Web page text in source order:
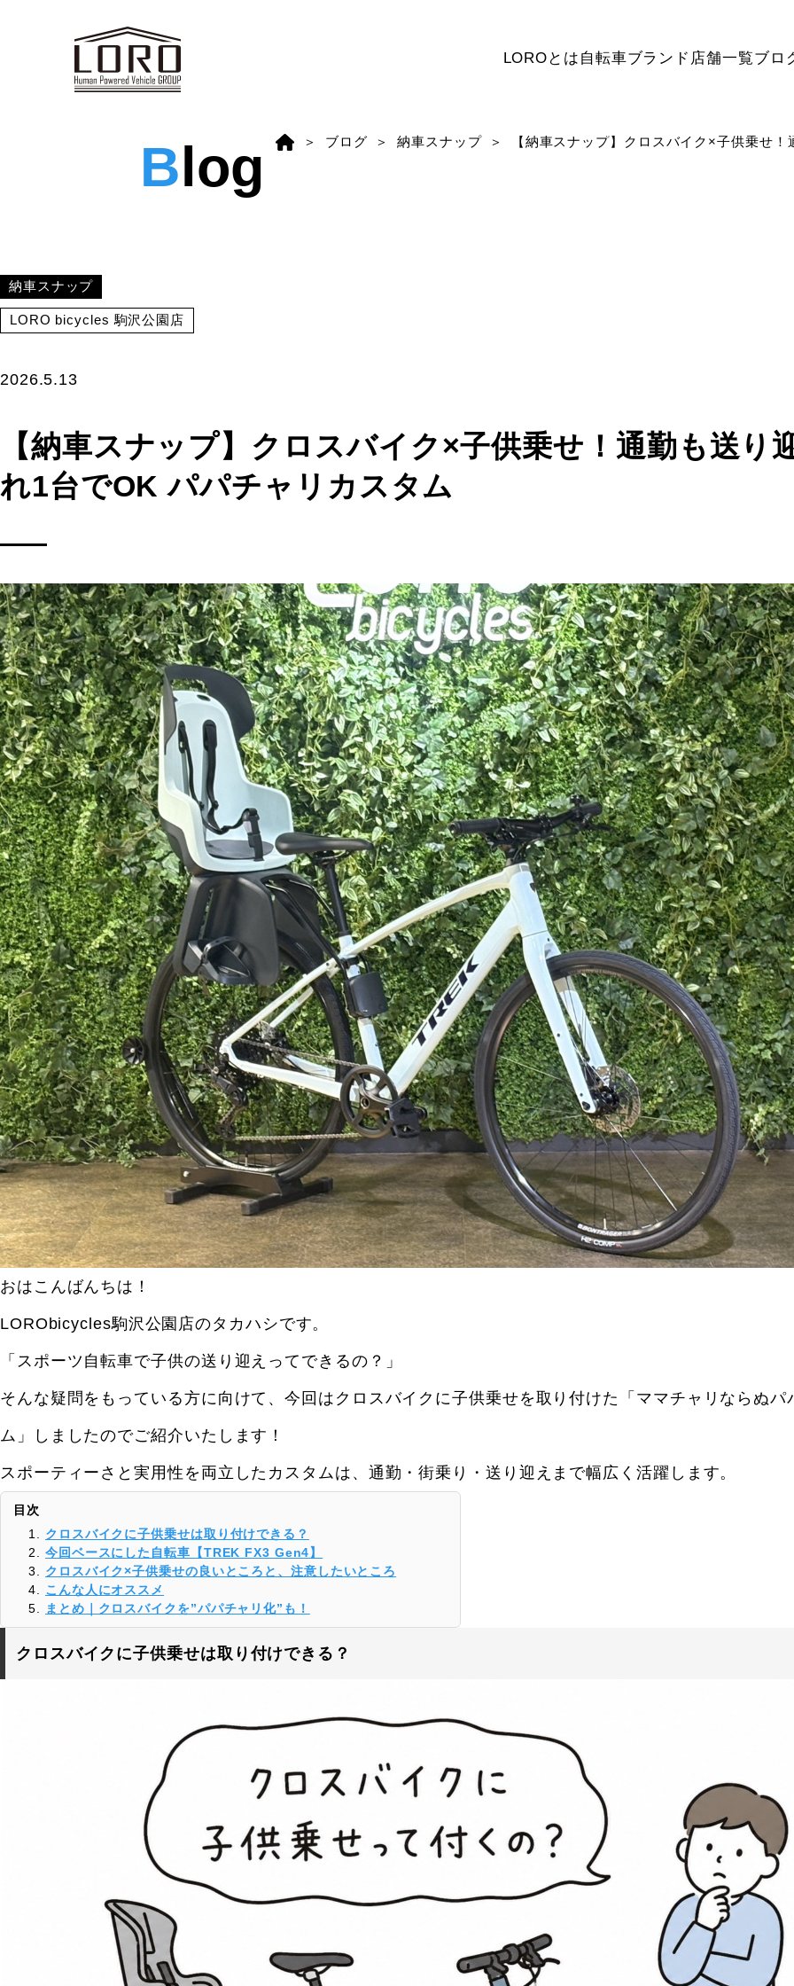
LOROとは 自転車ブランド 店舗一覧ブロ
Blog ブログ 納車スナップ 【納車スナップ】クロスバイク×子供乗せ
納車スナップ
LORO bicycles 駒沢公園店
2026.5.13
【納車スナップ】クロスバイク×子供乗せ！通勤も送り
れ1台でOK パパチャリカスタム
おはこんばんちは！
LORObicycles駒沢公園店のタカハシです。
「スポーツ自転車で子供の送り迎えってできるの？」
そんな疑問をもっている方に向けて、今回はクロスバイクに子供乗せを取り付けた「ママチャリならぬパ
ム」しましたのでご紹介いたします！
スポーティーさと実用性を両立したカスタムは、通勤・街乗り・送り迎えまで幅広く活躍します。
目次
クロスバイクに子供乗せは取り付けできる？
今回ベースにした自転車【TREK FX3 Gen4】
クロスバイク×子供乗せの良いところと、注意したいところ
こんな人にオススメ
まとめ｜クロスバイクを”パパチャリ化”も！
クロスバイクに子供乗せは取り付けできる？